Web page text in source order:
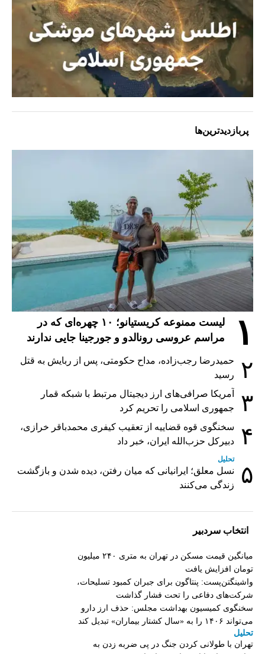
پربازدیدترین‌ها
۱
لیست ممنوعه کریستیانو؛ ۱۰ چهره‌ای که در
مراسم عروسی رونالدو و جورجینا جایی ندارند
۲
حمیدرضا رجب‌زاده، مداح حکومتی، پس از ربایش به قتل
رسید
۳
آمریکا صرافی‌های ارز دیجیتال مرتبط با شبکه قمار
جمهوری اسلامی را تحریم کرد
۴
سخنگوی قوه قضاییه از تعقیب کیفری محمدباقر خرازی،
دبیر‌کل حزب‌الله ایران، خبر داد
۵
تحلیل
نسل معلق؛ ایرانیانی که میان رفتن، دیده شدن و بازگشت
زندگی می‌کنند
انتخاب سردبیر
میانگین قیمت مسکن در تهران به متری ۲۴۰ میلیون
تومان افزایش یافت
واشینگتن‌پست: پنتاگون برای جبران کمبود تسلیحات،
شرکت‌های دفاعی را تحت فشار گذاشت
سخنگوی کمیسیون بهداشت مجلس: حذف ارز دارو
می‌تواند ۱۴۰۶ را به «سال کشتار بیماران» تبدیل کند
تحلیل
تهران با طولانی کردن جنگ در پی ضربه زدن به